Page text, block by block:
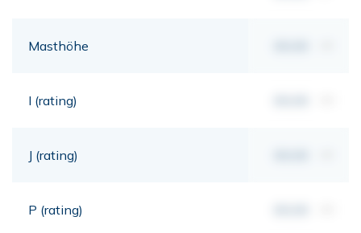
Masthöhe
I (rating)
J (rating)
P (rating)